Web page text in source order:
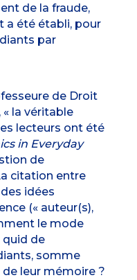
de la fraude,
a été établi, pour
par
de Droit
« la véritable
lecteurs ont été
in Everyday
de
citation entre
idées
(« auteur(s),
le mode
quid de
somme
leur mémoire ?